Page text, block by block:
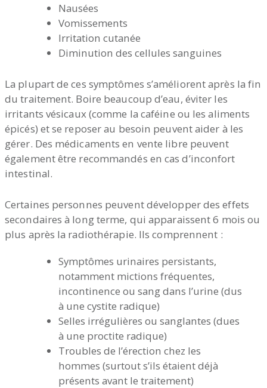
Nausées
Vomissements
Irritation cutanée
Diminution des cellules sanguines
La plupart de ces symptômes s’améliorent après la fin
du traitement. Boire beaucoup d’eau, éviter les
irritants vésicaux (comme la caféine ou les aliments
épicés) et se reposer au besoin peuvent aider à les
gérer. Des médicaments en vente libre peuvent
également être recommandés en cas d’inconfort
intestinal.
Certaines personnes peuvent développer des effets
secondaires à long terme, qui apparaissent 6 mois ou
plus après la radiothérapie. Ils comprennent :
Symptômes urinaires persistants,
notamment mictions fréquentes,
incontinence ou sang dans l’urine (dus
à une cystite radique)
Selles irrégulières ou sanglantes (dues
à une proctite radique)
Troubles de l’érection chez les
hommes (surtout s’ils étaient déjà
présents avant le traitement)